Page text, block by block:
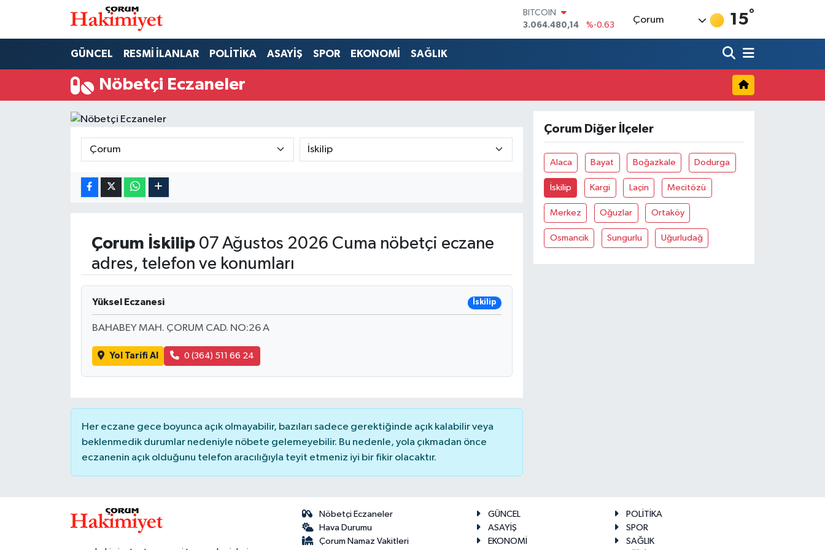
BITCOIN
3.064.480,14
%-0.63
DOLAR
64,2463
%0.07
6510.40
%0.45
BİST100
Çorum 15°
GÜNCEL RESMİ İLANLAR POLİTİKA ASAYİŞ SPOR EKONOMİ SAĞLIK
Nöbetçi Eczaneler
Çorum İskilip07 Ağustos 2026 Cuma nöbetçi eczane
adres, telefon ve konumları
Yüksel Eczanesi İskilip
BAHABEY MAH. ÇORUM CAD. NO:26 A
Yol Tarifi Al 0 (364) 511 66 24
Her eczane gece boyunca açık olmayabilir, bazıları sadece gerektiğinde açık kalabilir veya
beklenmedik durumlar nedeniyle nöbete gelemeyebilir. Bu nedenle, yola çıkmadan önce
eczanenin açık olduğunu telefon aracılığıyla teyit etmeniz iyi bir fikir olacaktır.
Çorum Diğer İlçeler
Alaca Bayat Boğazkale Dodurga
İskilip Kargi Laçin Mecitözü
Merkez Oğuzlar Ortaköy
Osmancik Sungurlu Uğurludağ
Nöbetçi Eczaneler
Hava Durumu
Çorum Namaz Vakitleri
GÜNCEL
POLİTİKA
ASAYİŞ
SPOR
EKONOMİ
SAĞLIK
POLİTİKA
Nöbetçi Eczaneler
Hava Durumu
Trafik Durumu
Haber Arşivi